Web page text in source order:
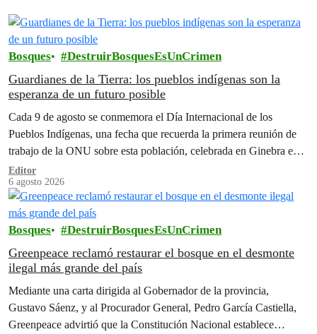
Bosques DestruirBosquesEsUnCrimen
Guardianes de la Tierra: los pueblos indígenas son la
esperanza de un futuro posible
Cada 9 de agosto se conmemora el Día Internacional de los
Pueblos Indígenas, una fecha que recuerda la primera reunión de
trabajo de la ONU sobre esta población, celebrada en Ginebra en
1982.
Editor
6 agosto 2026
Bosques DestruirBosquesEsUnCrimen
Greenpeace reclamó restaurar el bosque en el desmonte
ilegal más grande del país
Mediante una carta dirigida al Gobernador de la provincia,
Gustavo Sáenz, y al Procurador General, Pedro García Castiella,
Greenpeace advirtió que la Constitución Nacional establece